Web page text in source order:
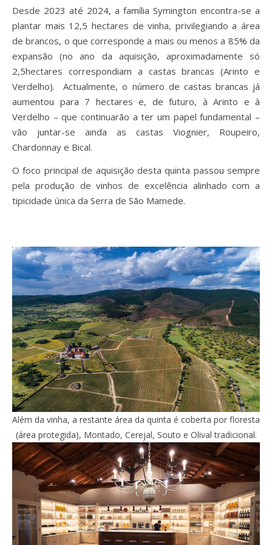
Desde 2023 até 2024, a família Symington encontra-se a
plantar mais 12,5 hectares de vinha, privilegiando a área
de brancos, o que corresponde a mais ou menos a 85% da
expansão (no ano da aquisição, aproximadamente só
2,5hectares correspondiam a castas brancas (Arinto e
Verdelho). Actualmente, o número de castas brancas já
aumentou para 7 hectares e, de futuro, à Arinto e à
Verdelho – que continuarão a ter um papel fundamental –
vão juntar-se ainda as castas Viognier, Roupeiro,
Chardonnay e Bical.
O foco principal de aquisição desta quinta passou sempre
pela produção de vinhos de excelência alinhado com a
tipicidade única da Serra de São Mamede.
Além da vinha, a restante área da quinta é coberta por floresta
(área protegida), Montado, Cerejal, Souto e Olival tradicional.